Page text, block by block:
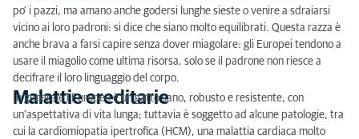
po' i pazzi, ma amano anche godersi lunghe sieste o venire a sdraiarsi
vicino ai loro padroni: si dice che siano molto equilibrati. Questa razza è
anche brava a farsi capire senza dover miagolare: gli Europei tendono a
usare il miagolio come ultima risorsa, solo se il padrone non riesce a
decifrare il loro linguaggio del corpo.
Malattie ereditarie
In generale l'Europeo è un gatto sano, robusto e resistente, con
un'aspettativa di vita lunga; tuttavia è soggetto ad alcune patologie, tra
cui la cardiomiopatia ipertrofica (HCM), una malattia cardiaca molto